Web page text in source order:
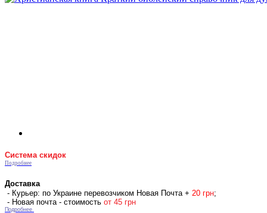
Система скидок
Подробнее
Доставка
- Курьер: по Украине перевозчиком Новая Почта + 20 грн;
- Новая почта - стоимость от 45 грн
Подробнее